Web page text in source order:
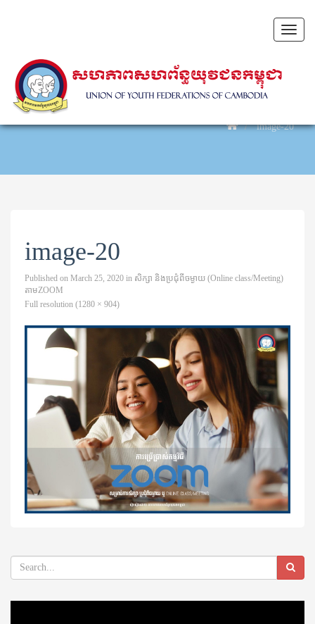
Toggle
image-20
image-20
Published on March 25, 2020 in សិក្សា​ និងប្រជុំពីចម្ងាយ (Online class/Meeting)
តាម​ZOOM
Full resolution (1280 × 904)